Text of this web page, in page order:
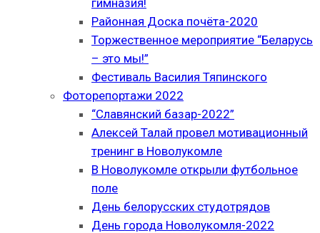
гимназия!
Районная Доска почёта-2020
Торжественное мероприятие “Беларусь
– это мы!”
Фестиваль Василия Тяпинского
Фоторепортажи 2022
“Славянский базар-2022”
Алексей Талай провел мотивационный
тренинг в Новолукомле
В Новолукомле открыли футбольное
поле
День белорусских студотрядов
День города Новолукомля-2022